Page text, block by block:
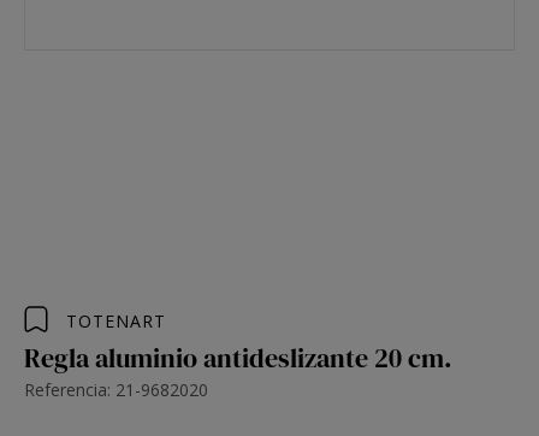
TOTENART
Regla aluminio antideslizante 20 cm.
Referencia: 21-9682020